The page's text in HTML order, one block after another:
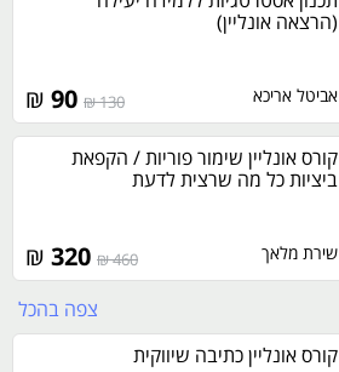
(הרצאה אונליין)
אביטל אריכא 130 ₪
₪
קורס אונליין שימור פוריות / הקפאת
ביציות כל מה שרצית לדעת
שירת מלאך 460 ₪
₪
צפה בהכל
קורס אונליין כתיבה שיווקית